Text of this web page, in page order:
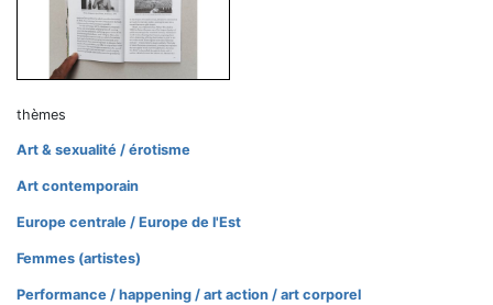
thèmes
Art & sexualité / érotisme
Art contemporain
Europe centrale / Europe de l'Est
Femmes (artistes)
Performance / happening / art action / art corporel